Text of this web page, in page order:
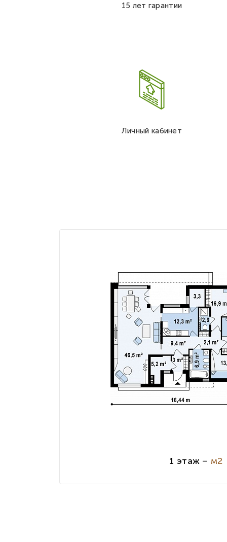
15 лет гарантии
Личный кабинет
1 этаж – м2